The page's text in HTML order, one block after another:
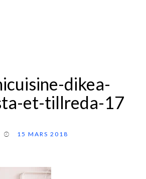
dikea-
et-tillreda-17
15 MARS 2018